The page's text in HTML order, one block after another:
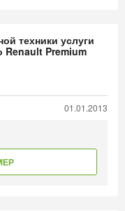
техники услуги
Renault Premium
01.01.2013